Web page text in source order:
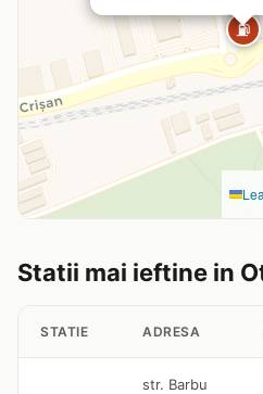
⛽
Statii mai ieftine in
STATIE ADRESA
str. Barbu